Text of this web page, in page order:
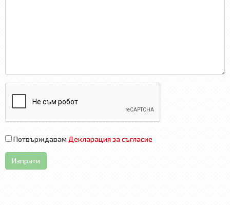
Потвърждавам Декларация за съгласие
Изпрати